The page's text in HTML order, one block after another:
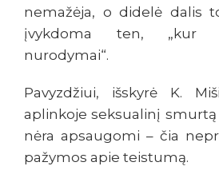
nemažėja, o didelė dalis
įvykdoma ten, „kur
nurodymai“.
Pavyzdžiui, išskyrė K.
aplinkoje seksualinį smurtą
nėra apsaugomi – čia
pažymos apie teistumą.